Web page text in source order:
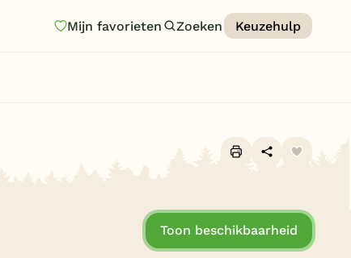
Mijn favorieten Zoeken Keuzehulp
Toon beschikbaarheid